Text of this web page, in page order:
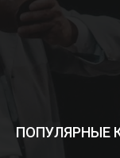
ПОПУЛЯРНЫЕ